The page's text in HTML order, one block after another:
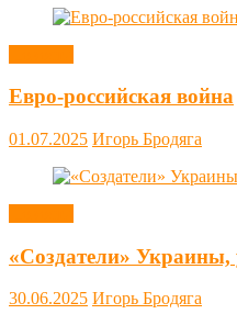
Евро-российская война
01.07.2025 Игорь Бродяга
«Создатели»
30.06.2025 Игорь Бродяга